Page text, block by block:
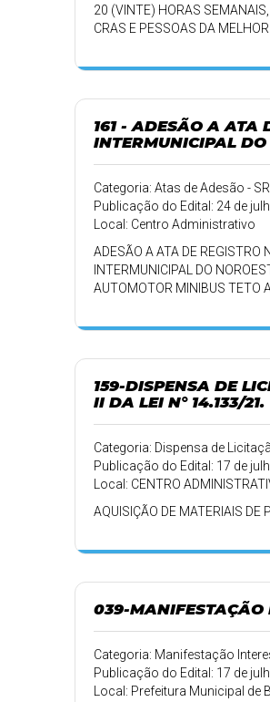
20 (VINTE) HORAS
CRAS E PESSOAS DA
161 - ADESÃO A ATA
INTERMUNICIPAL DO
Categoria: Atas de Adesão -
Publicação do Edital: 24 de
Local: Centro Administrativo
ADESÃO A ATA DE
INTERMUNICIPAL DO
AUTOMOTOR MINIBUS TETO
DE SAÚDE DO MUNICÍPIO DE
159-DISPENSA DE
II DA LEI N° 14.133/21.
Categoria: Dispensa de
Publicação do Edital: 17 de
Local: CENTRO
AQUISIÇÃO DE MATERIAIS DE
039-MANIFESTAÇÃO
Categoria: Manifestação
Publicação do Edital: 17 de
Local: Prefeitura Municipal de